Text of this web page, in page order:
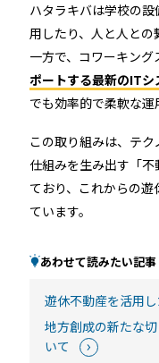
ハタラキバは学校の
用したり、人と人と
一方で、コワーキング
ポートする最新のITシ
でも効率的で柔軟な運
この取り組みは、テ
仕組みを生み出す「
ており、これからの
ています。
あわせて読みたい記事
遊休不動産を活用
地方創成の新たな
いて